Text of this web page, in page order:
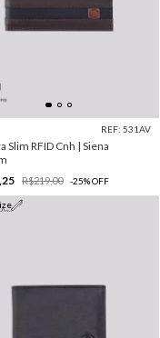
REF: 531AV
Slim RFID Cnh | Siena
R$219,00 -25%OFF